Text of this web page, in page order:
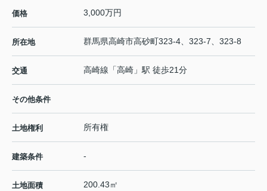
価格 3,000万円
所在地 群馬県高崎市高砂町323-4、323-7、323-8
交通 高崎線 「高崎 」駅 徒歩21分
その他条件
土地権利 所有権
建築条件 -
土地面積 200.43㎡